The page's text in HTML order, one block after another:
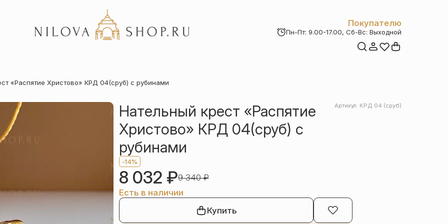
Покупателю
Акции
Пн-Пт: 9.00-17.00, Сб-Вс: Выходной
Акции
Статьи
«Распятие Христово» КРД 04(сруб) с рубинами
Нательный крест «Распятие
Христово» КРД 04(сруб) с
рубинами
Артикул: КРД 04 (сруб)
-14%
8 032 ₽9 340₽
Есть в наличии
Купить